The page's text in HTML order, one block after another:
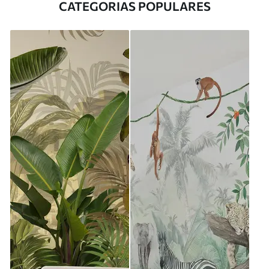
CATEGORIAS POPULARES